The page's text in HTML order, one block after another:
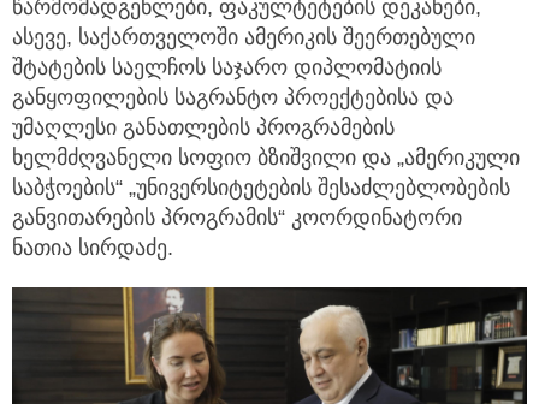
ასევე, საქართველოში ამერიკის შეერთებული
შტატების საელჩოს საჯარო დიპლომატიის
განყოფილების საგრანტო პროექტებისა და
უმაღლესი განათლების პროგრამების
ხელმძღვანელი სოფიო ბზიშვილი და „ამერიკული
საბჭოების“ „უნივერსიტეტების შესაძლებლობების
განვითარების პროგრამის“ კოორდინატორი
ნათია სირდაძე.